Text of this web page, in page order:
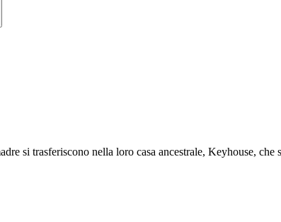
si trasferiscono nella loro casa ancestrale, Keyhouse, che